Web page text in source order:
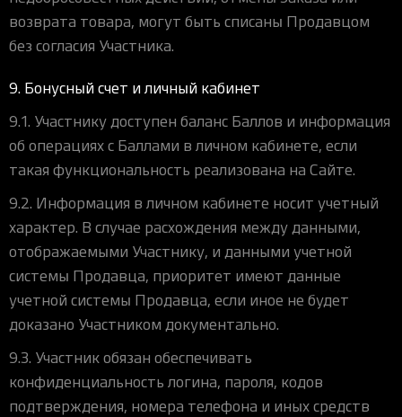
возврата товара, могут быть списаны Продавцом
без согласия Участника.
9. Бонусный счет и личный кабинет
9.1. Участнику доступен баланс Баллов и информация
об операциях с Баллами в личном кабинете, если
такая функциональность реализована на Сайте.
9.2. Информация в личном кабинете носит учетный
характер. В случае расхождения между данными,
отображаемыми Участнику, и данными учетной
системы Продавца, приоритет имеют данные
учетной системы Продавца, если иное не будет
доказано Участником документально.
9.3. Участник обязан обеспечивать
конфиденциальность логина, пароля, кодов
подтверждения, номера телефона и иных средств